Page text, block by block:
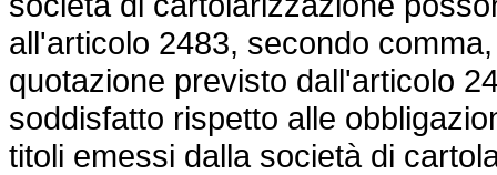
all'articolo 2483, secondo
quotazione previsto dall'articolo
soddisfatto rispetto alle
titoli emessi dalla società di